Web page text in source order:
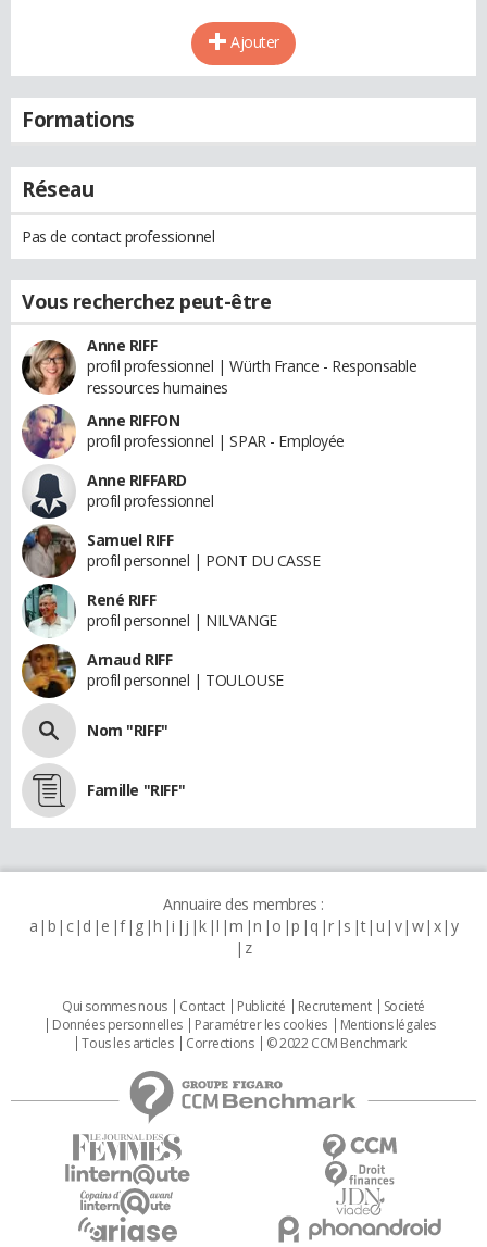
Ajouter
Formations
Réseau
Pas de contact professionnel
Vous recherchez peut-être
Anne RIFF
profil professionnel | Würth France - Responsable
ressources humaines
Anne RIFFON
profil professionnel | SPAR - Employée
Anne RIFFARD
profil professionnel
Samuel RIFF
profil personnel | PONT DU CASSE
René RIFF
profil personnel | NILVANGE
Arnaud RIFF
profil personnel | TOULOUSE
Nom "RIFF"
Famille "RIFF"
Annuaire des membres :
a b c d e f g h i j k l m n o p q r s t u v w x y
z
Qui sommes nous Contact Publicité Recrutement
Societé
Données personnelles
Paramétrer les cookies
Mentions légales
Tous les articles
Corrections © 2022 CCM Benchmark